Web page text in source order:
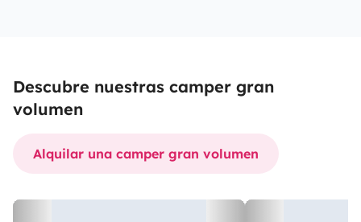
Descubre nuestras camper gran
volumen
Alquilar una camper gran volumen